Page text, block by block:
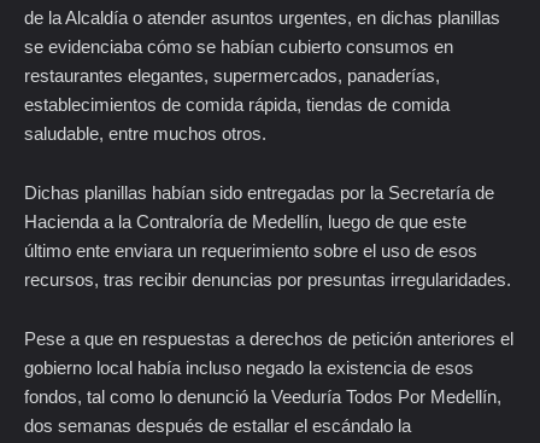
de la Alcaldía o atender asuntos urgentes, en dichas planillas
se evidenciaba cómo se habían cubierto consumos en
restaurantes elegantes, supermercados, panaderías,
establecimientos de comida rápida, tiendas de comida
saludable, entre muchos otros.
Dichas planillas habían sido entregadas por la Secretaría de
Hacienda a la Contraloría de Medellín, luego de que este
último ente enviara un requerimiento sobre el uso de esos
recursos, tras recibir denuncias por presuntas irregularidades.
Pese a que en respuestas a derechos de petición anteriores el
gobierno local había incluso negado la existencia de esos
fondos, tal como lo denunció la Veeduría Todos Por Medellín,
dos semanas después de estallar el escándalo la